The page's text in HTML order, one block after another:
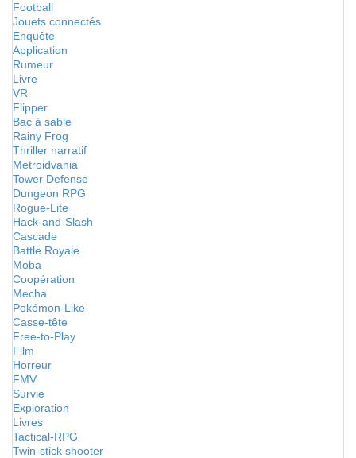
Football
Jouets connectés
Enquête
Application
Rumeur
Livre
VR
Flipper
Bac à sable
Rainy Frog
Thriller narratif
Metroidvania
Tower Defense
Dungeon RPG
Rogue-Lite
Hack-and-Slash
Cascade
Battle Royale
Moba
Coopération
Mecha
Pokémon-Like
Casse-tête
Free-to-Play
Film
Horreur
FMV
Survie
Exploration
Livres
Tactical-RPG
Twin-stick shooter